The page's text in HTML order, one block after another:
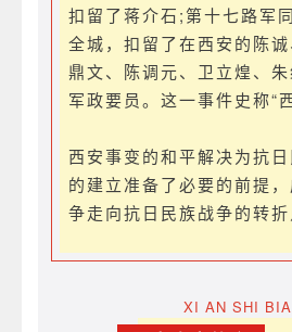
扣留了蒋介石;第十七路军
全城，扣留了在西安的陈
鼎文、陈调元、卫立煌、
军政要员。这一事件史称“
西安事变的和平解决为抗
的建立准备了必要的前提
争走向抗日民族战争的转折
XI AN SHI